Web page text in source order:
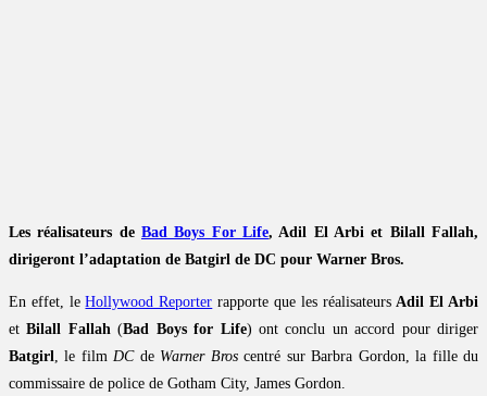
Les réalisateurs de Bad Boys For Life, Adil El Arbi et Bilall Fallah,
dirigeront l’adaptation de Batgirl de DC pour Warner Bros.
En effet, leHollywood Reporter rapporte que les réalisateursAdil El Arbi
etBilall Fallah(Bad Boys for Life) ont conclu un accord pour diriger
Batgirl, le filmDCde Warner Broscentré sur Barbra Gordon, la fille du
commissaire de police de Gotham City, James Gordon.